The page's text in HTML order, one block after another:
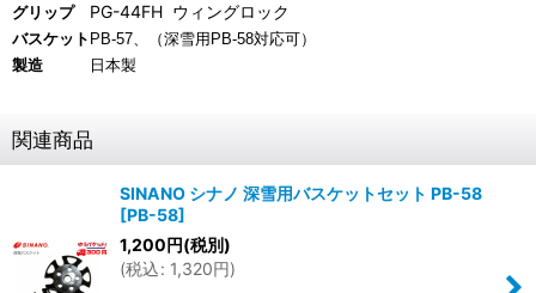
グリップ
PG-44FH ウィングロック
バスケット PB-57、（深雪用PB-58対応可）
製造
日本製
関連商品
SINANO シナノ 深雪用バスケットセット PB-58
[PB-58]
1,200円(税別)
(税込: 1,320円)